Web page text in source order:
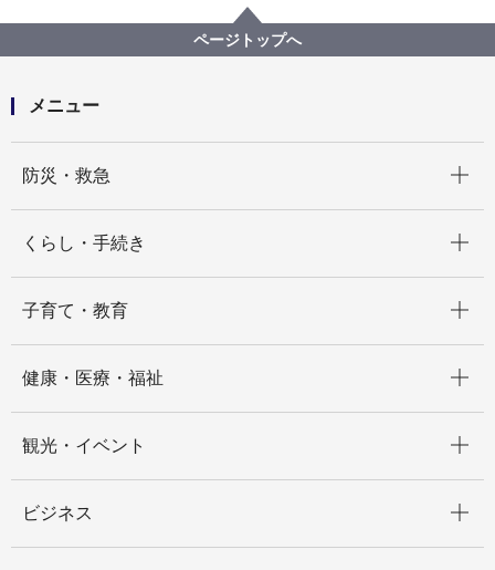
医療局病院経営本部について
ページトップへ
メニュー
防災・救急
くらし・手続き
子育て・教育
健康・医療・福祉
観光・イベント
ビジネス